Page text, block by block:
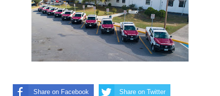
Share on Facebook Share on Twitter